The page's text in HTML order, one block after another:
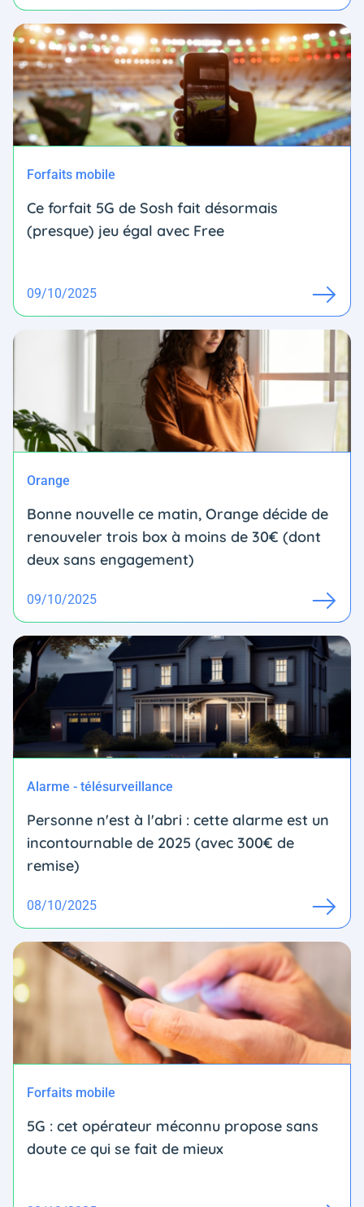
Forfaits mobile
Ce forfait 5G de Sosh fait désormais
(presque) jeu égal avec Free
09/10/2025
Orange
Bonne nouvelle ce matin, Orange décide de
renouveler trois box à moins de 30€ (dont
deux sans engagement)
09/10/2025
Alarme - télésurveillance
Personne n'est à l'abri : cette alarme est un
incontournable de 2025 (avec 300€ de
remise)
08/10/2025
Forfaits mobile
5G : cet opérateur méconnu propose sans
doute ce qui se fait de mieux